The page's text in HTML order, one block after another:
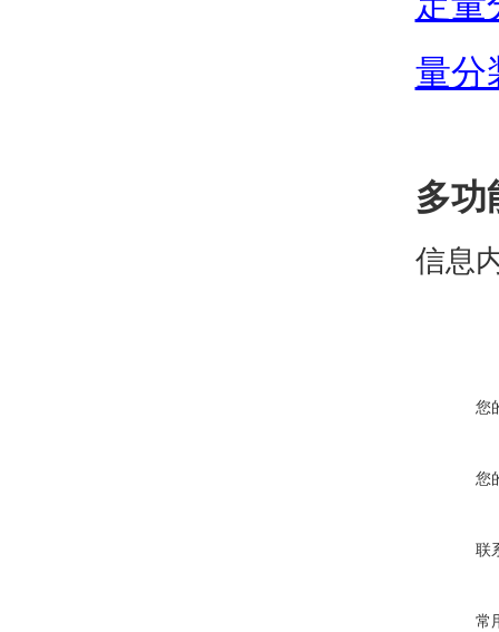
量分
多功
信息
您
您
联
常